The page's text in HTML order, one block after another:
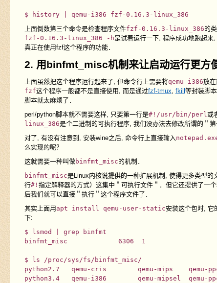
上面倒数第三个命令是检查程序文件fzf-0.16.3-linux_386的
fzf-0.16.3-linux_386 -h是试着运行一下, 程序成功地跑起来
真正在使用fzf这个程序的功能．
2. 用binfmt_misc机制来让启动运行更方
上面虽然把这个程序运行起来了, 但命令行上需要将qemu-i386放
fzf这个程序一般都不是直接使用, 而是通过fzf-tmux, fkill 等封装脚
脚本就太麻烦了．
perl/python脚本就不需要这样, 只要第一行是#!/usr/bin/perl或
linux_386是个二进制的可执行程序, 我们没办法去修改所谓的＂第
对了, 有没有注意到, 安装wine之后, 命令行上直接输入
么实现的呢？
这就需要一种叫做binfmt_misc的机制．
binfmt_misc是Linux内核说提供的一种扩展机制, 使得更多类型
行#! 指定解释器的方式）这集中＂可执行文件＂．但它还提供了一
后我们就可以直接＂执行＂这个程序文件了．
其实上面用 apt install qemu-user-static安装这个包时, 它
下:
$ lsmod | grep binfmt
binfmt_misc             6306  1
$ ls /proc/sys/fs/binfmt_misc/
python2.7   qemu-cris        qemu-mips    qemu-
python3.4   qemu-i386        qemu-mipsel